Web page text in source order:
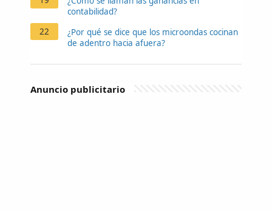
contabilidad?
22
¿Por qué se dice que los microondas cocinan
de adentro hacia afuera?
Anuncio publicitario